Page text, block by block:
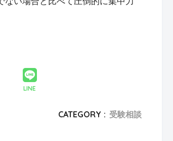
LINE
CATEGORY : 受験相談